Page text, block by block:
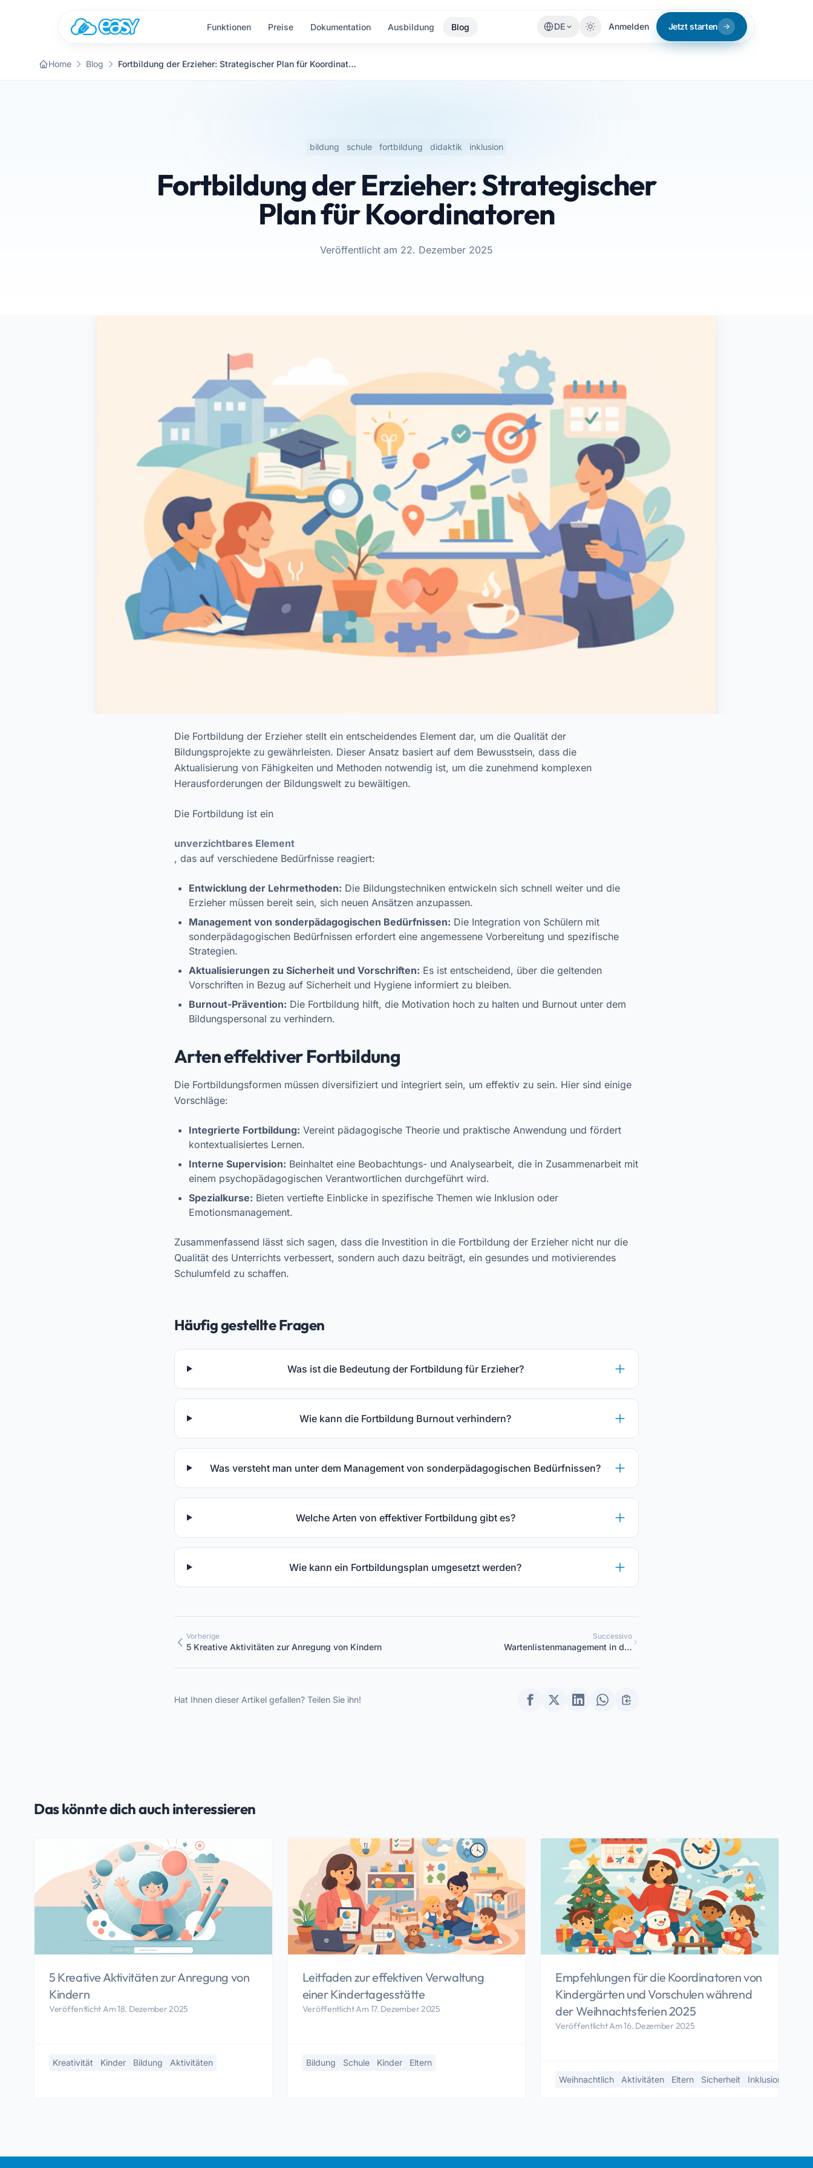
Funktionen Preise Dokumentation Ausbildung Blog DE Anmelden Jetzt starten
Home Blog Fortbildung der Erzieher: Strategischer Plan für Koordinatoren
bildung schule fortbildung didaktik inklusion
Fortbildung der Erzieher: Strategischer
Plan für Koordinatoren
Veröffentlicht am 22. Dezember 2025
Die Fortbildung der Erzieher stellt ein entscheidendes Element dar, um die Qualität der
Bildungsprojekte zu gewährleisten. Dieser Ansatz basiert auf dem Bewusstsein, dass die
Aktualisierung von Fähigkeiten und Methoden notwendig ist, um die zunehmend komplexen
Herausforderungen der Bildungswelt zu bewältigen.
Die Fortbildung ist ein
unverzichtbares Element
, das auf verschiedene Bedürfnisse reagiert:
Entwicklung der Lehrmethoden: Die Bildungstechniken entwickeln sich schnell weiter und die
Erzieher müssen bereit sein, sich neuen Ansätzen anzupassen.
Management von sonderpädagogischen Bedürfnissen: Die Integration von Schülern mit
sonderpädagogischen Bedürfnissen erfordert eine angemessene Vorbereitung und spezifische
Strategien.
Aktualisierungen zu Sicherheit und Vorschriften: Es ist entscheidend, über die geltenden
Vorschriften in Bezug auf Sicherheit und Hygiene informiert zu bleiben.
Burnout-Prävention: Die Fortbildung hilft, die Motivation hoch zu halten und Burnout unter dem
Bildungspersonal zu verhindern.
Arten effektiver Fortbildung
Die Fortbildungsformen müssen diversifiziert und integriert sein, um effektiv zu sein. Hier sind einige
Vorschläge:
Integrierte Fortbildung: Vereint pädagogische Theorie und praktische Anwendung und fördert
kontextualisiertes Lernen.
Interne Supervision: Beinhaltet eine Beobachtungs- und Analysearbeit, die in Zusammenarbeit mit
einem psychopädagogischen Verantwortlichen durchgeführt wird.
Spezialkurse: Bieten vertiefte Einblicke in spezifische Themen wie Inklusion oder
Emotionsmanagement.
Zusammenfassend lässt sich sagen, dass die Investition in die Fortbildung der Erzieher nicht nur die
Qualität des Unterrichts verbessert, sondern auch dazu beiträgt, ein gesundes und motivierendes
Schulumfeld zu schaffen.
Häufig gestellte Fragen
Was ist die Bedeutung der Fortbildung für Erzieher?
Wie kann die Fortbildung Burnout verhindern?
Was versteht man unter dem Management von sonderpädagogischen Bedürfnissen?
Welche Arten von effektiver Fortbildung gibt es?
Wie kann ein Fortbildungsplan umgesetzt werden?
Vorherige
5 Kreative Aktivitäten zur Anregung von Kindern
Successivo
Wartenlistenmanagement in der
Hat Ihnen dieser Artikel gefallen? Teilen Sie ihn!
Das könnte dich auch interessieren
5 Kreative Aktivitäten zur Anregung von
Kindern
Veröffentlicht Am 18. Dezember 2025
Kreativität Kinder Bildung Aktivitäten
Leitfaden zur effektiven Verwaltung
einer Kindertagesstätte
Veröffentlicht Am 17. Dezember 2025
Bildung Schule Kinder Eltern
Empfehlungen für die Koordinatoren von
Kindergärten und Vorschulen während
der Weihnachtsferien 2025
Veröffentlicht Am 16. Dezember 2025
Weihnachtlich Aktivitäten Eltern Sicherheit Inklusion